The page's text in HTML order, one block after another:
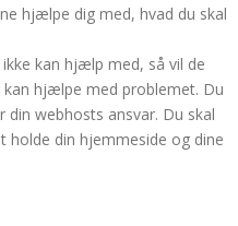
hjælpe dig med, hvad du skal
kan hjælp med, så vil de
hjælpe med problemet. Du
din webhosts ansvar. Du skal
din hjemmeside og dine